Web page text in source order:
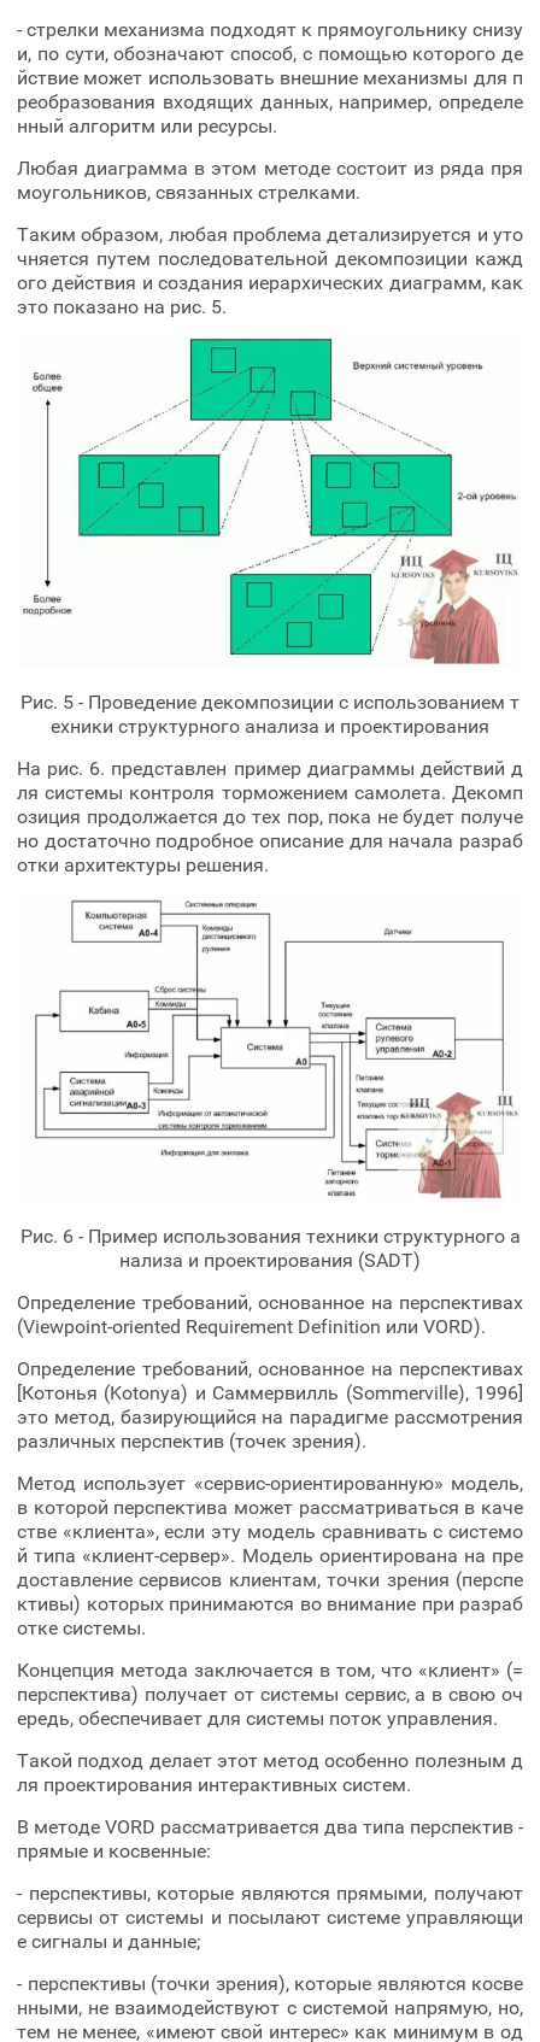
- стрелки механизма подходят к прямоугольнику снизу
и, по сути, обозначают способ, с помощью которого де
йствие может использовать внешние механизмы для п
реобразования входящих данных, например, определе
нный алгоритм или ресурсы.
Любая диаграмма в этом методе состоит из ряда пря
моугольников, связанных стрелками.
Таким образом, любая проблема детализируется и уто
чняется путем последовательной декомпозиции кажд
ого действия и создания иерархических диаграмм, как
это показано на рис. 5.
Рис. 5 - Проведение декомпозиции с использованием т
ехники структурного анализа и проектирования
На рис. 6. представлен пример диаграммы действий д
ля системы контроля торможением самолета. Декомп
озиция продолжается до тех пор, пока не будет получе
но достаточно подробное описание для начала разраб
отки архитектуры решения.
Рис. 6 - Пример использования техники структурного а
нализа и проектирования (SADT)
Определение требований, основанное на перспективах
(Viewpoint-oriented Requirement Definition или VORD).
Определение требований, основанное на перспективах
[Котонья (Kotonya) и Саммервилль (Sommerville), 1996]
это метод, базирующийся на парадигме рассмотрения
различных перспектив (точек зрения).
Метод использует «сервис-ориентированную» модель,
в которой перспектива может рассматриваться в каче
стве «клиента», если эту модель сравнивать с системо
й типа «клиент-сервер». Модель ориентирована на пре
доставление сервисов клиентам, точки зрения (перспе
ктивы) которых принимаются во внимание при разраб
отке системы.
Концепция метода заключается в том, что «клиент» (=
перспектива) получает от системы сервис, а в свою оч
ередь, обеспечивает для системы поток управления.
Такой подход делает этот метод особенно полезным д
ля проектирования интерактивных систем.
В методе VORD рассматривается два типа перспектив -
прямые и косвенные:
- перспективы, которые являются прямыми, получают
сервисы от системы и посылают системе управляющи
е сигналы и данные;
- перспективы (точки зрения), которые являются косве
нными, не взаимодействуют с системой напрямую, но,
тем не менее, «имеют свой интерес» как минимум в од